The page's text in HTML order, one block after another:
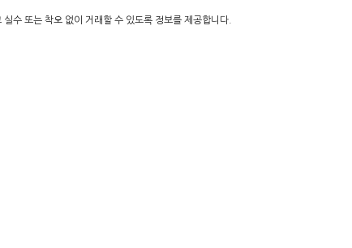
수 또는 착오 없이 거래할 수 있도록 정보를 제공합니다.